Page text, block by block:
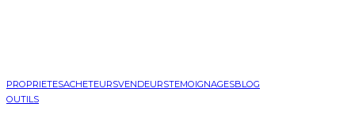
PROPRIETESACHETEURSVENDEURSTEMOIGNAGESBLOG
OUTILS